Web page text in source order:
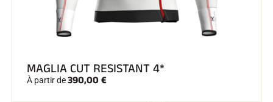
MAGLIA CUT RESISTANT 4*
À partir de390,00 €